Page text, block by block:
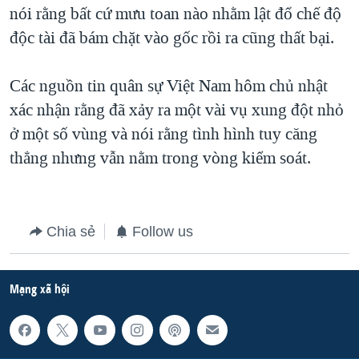
nói rằng bất cứ mưu toan nào nhằm lật đổ chế độ
độc tài đã bám chặt vào gốc rồi ra cũng thất bại.
Các nguồn tin quân sự Việt Nam hôm chủ nhật
xác nhận rằng đã xảy ra một vài vụ xung đột nhỏ
ở một số vùng và nói rằng tình hình tuy căng
thẳng nhưng vẫn nằm trong vòng kiểm soát.
Chia sẻ Follow us
Mạng xã hội